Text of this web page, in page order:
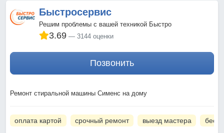
Быстросервис
Решим проблемы с вашей техникой Быстро
3.69 3144 оценки
Позвонить
Ремонт стиральной машины Сименс на дому
оплата картой срочный ремонт выезд мастера